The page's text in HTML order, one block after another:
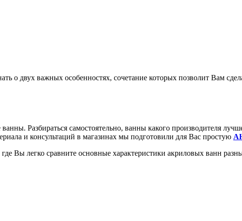
о двух важных особенностях, сочетание которых позволит Вам
Разбираться самостоятельно, ванны какого производителя
и консультаций в магазинах мы подготовили для Вас простую
где Вы легко сравните основные характеристики акриловых ванн